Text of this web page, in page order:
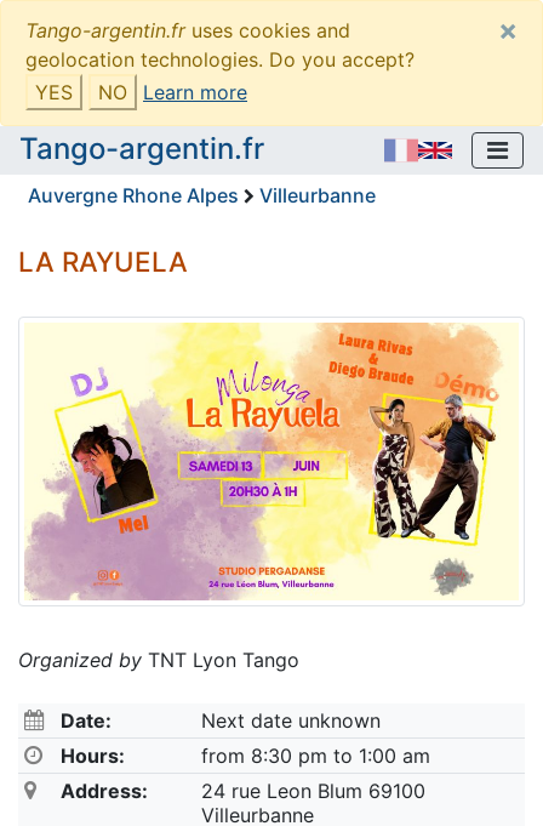
Tango-argentin.fruses cookies and
geolocation technologies. Do you accept?
YES
NO Learn more
×
Tango-argentin.fr
Auvergne Rhone Alpes Villeurbanne
LA RAYUELA
Organized by TNT Lyon Tango
Date:
Next date unknown
Hours:
from 8:30 pm to 1:00 am
Address:
24 rue Leon Blum 69100
Villeurbanne